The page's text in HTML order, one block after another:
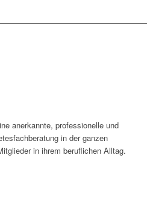
anerkannte, professionelle und
in der ganzen
in ihrem beruflichen Alltag.